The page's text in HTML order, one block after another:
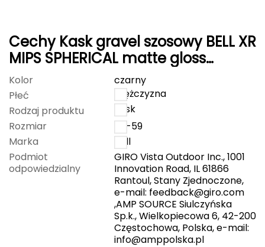
Hanwag
Hoka
Hydrapak
Hydro Flask
I
Cechy Kask gravel szosowy BELL XR
MIPS SPHERICAL matte gloss
czarny
Kolor
czarny
Płeć
mężczyzna
Rodzaj produktu
kask
Rozmiar
55-59
Marka
Bell
Podmiot
odpowiedzialny
GIRO Vista Outdoor Inc., 1001
Innovation Road, IL 61866
Rantoul, Stany Zjednoczone,
e-mail: feedback@giro.com
,AMP SOURCE Siulczyńska
Sp.k., Wielkopiecowa 6, 42-200
Częstochowa, Polska, e-mail:
info@amppolska.pl